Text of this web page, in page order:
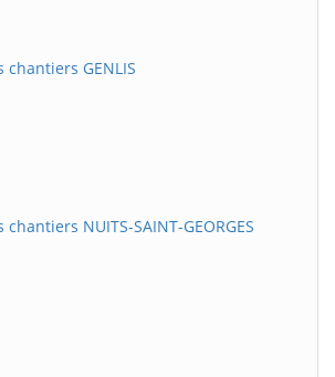
chantiers GENLIS
NUITS-SAINT-GEORGES